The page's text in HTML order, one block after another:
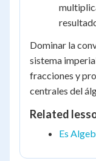
Dominar la
sistema
fracciones y
centrales del
Related
Es